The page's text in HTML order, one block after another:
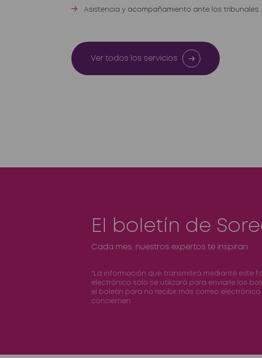
Asistencia y acompañamiento ante los tribunales.
Ver todos los servicios
El boletín de
Cada mes, nuestros expertos te inspiran.
*La información que transmitirá mediante este
electrónico sólo se utilizará para enviarle los
el boletín para no recibir más correo
conciernen.